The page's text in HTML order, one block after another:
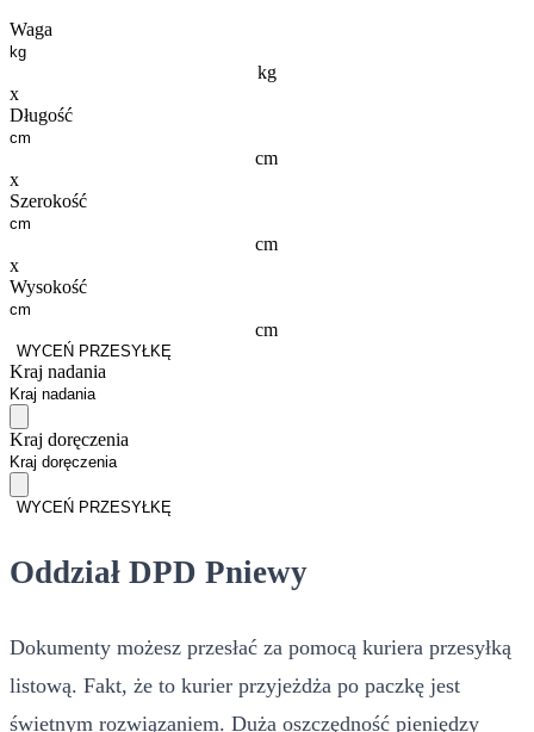
Waga
kg
x
Długość
cm
x
Szerokość
cm
x
Wysokość
cm
WYCEŃ PRZESYŁKĘ
Kraj nadania
Kraj doręczenia
WYCEŃ PRZESYŁKĘ
Oddział DPD Pniewy
Dokumenty możesz przesłać za pomocą kuriera przesyłką
listową. Fakt, że to kurier przyjeżdża po paczkę jest
świetnym rozwiązaniem. Duża oszczędność pieniędzy